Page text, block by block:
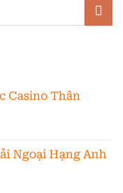
Casino Thân
Ngoại Hạng Anh